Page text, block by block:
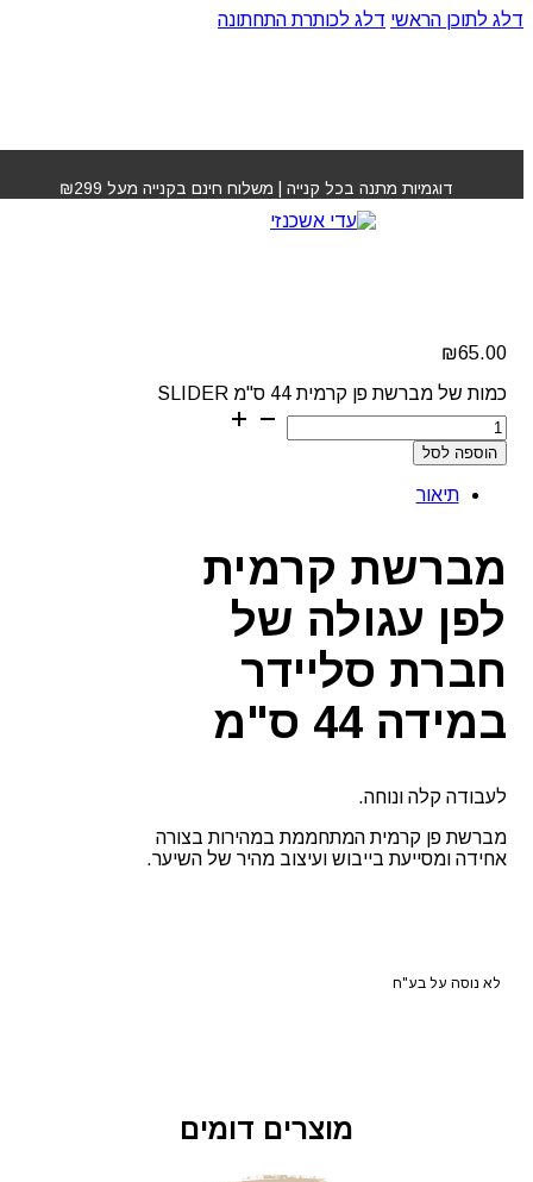
דלג לתוכן הראשי דלג לכותרת התחתונה
דוגמיות מתנה בכל קנייה | משלוח חינם בקנייה מעל ₪299
₪65.00
כמות של מברשת פן קרמית 44 ס"מ SLIDER
הוספה לסל
תיאור
מברשת קרמית
לפן עגולה של
חברת סליידר
במידה 44 ס"מ
לעבודה קלה ונוחה.
מברשת פן קרמית המתחממת במהירות בצורה
אחידה ומסייעת בייבוש ועיצוב מהיר של השיער.
לא נוסה על בע"ח
מוצרים דומים